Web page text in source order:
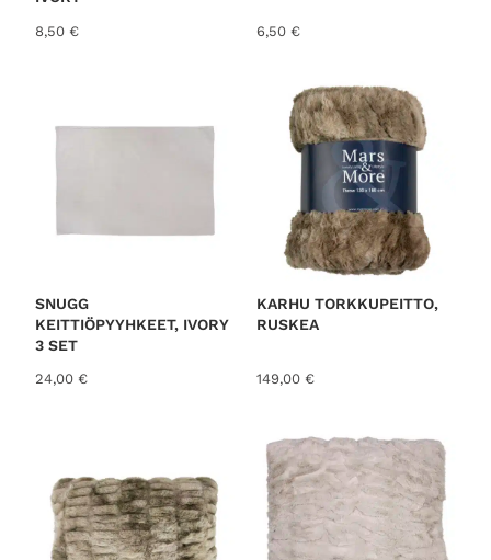
8,50 € 6,50 €
SNUGG
KEITTIÖPYYHKEET, IVORY
3 SET
24,00 €
KARHU TORKKUPEITTO,
RUSKEA
149,00 €